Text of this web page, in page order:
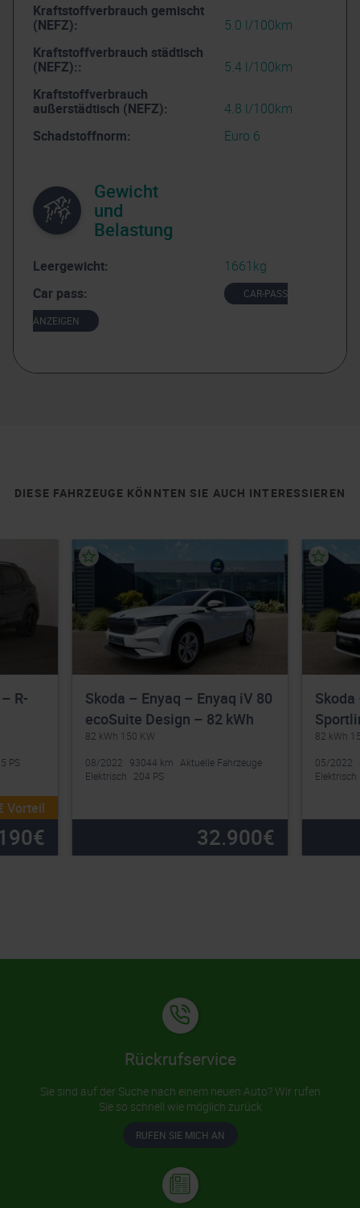
Kraftstoffverbrauch gemischt
(NEFZ):
5.0 l/100km
Kraftstoffverbrauch städtisch
(NEFZ)::
5.4 l/100km
Kraftstoffverbrauch
außerstädtisch (NEFZ):
4.8 l/100km
Schadstoffnorm:
Euro 6
Gewicht
und
Belastung
Leergewicht:
1661kg
Car pass:
CAR-PASS
ANZEIGEN
DIESE FAHRZEUGE KÖNNTEN SIE AUCH INTERESSIEREN
Skoda – Enyaq – Enyaq iV 80
ecoSuite Design – 82 kWh
82 kWh 150 KW
08/2022 93044 km Aktuelle Fahrzeuge
Elektrisch
204 PS
32.900€
Skoda
82 kWh
05/2022
Elektrisch
R-
PS
Vorteil
€
Rückrufservice
Sie sind auf der Suche nach einem neuen Auto? Wir rufen
Sie so schnell wie möglich zurück
RUFEN SIE MICH AN